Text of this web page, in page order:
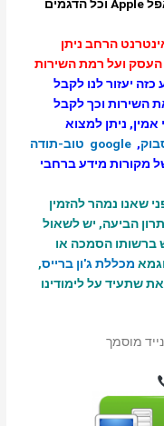
הדגמים
השירות
לקבל
לקבל
טוב-תודה
ברחבי
לשאול
או
ברייס,